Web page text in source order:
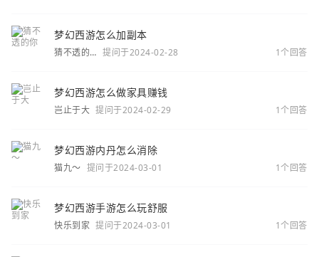
梦幻西游怎么加副本
猜不透的
提问于2024-02-28 1个回答
梦幻西游怎么做家具赚钱
岂止于大 提问于2024-02-29 1个回答
梦幻西游内丹怎么消除
猫九～ 提问于2024-03-01 1个回答
梦幻西游手游怎么玩舒服
快乐到家 提问于2024-03-01 1个回答